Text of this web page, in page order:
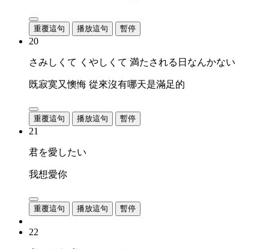
重覆這句 播放這句 暫停
20
さみしくて くやしくて 満たされる日なんかない
既寂寞又懊悔 從來沒有哪天是滿足的
重覆這句 播放這句 暫停
21
君を愛したい
我想愛你
重覆這句 播放這句 暫停
22